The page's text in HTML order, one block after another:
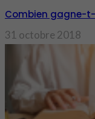
Combien gagne-
31 octobre 2018